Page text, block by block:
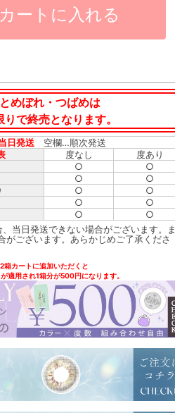
カートに入れる
めぼれ・つばめは
りで終売となります。
日発送 空欄…順次発送
度なし 度あり
○ ○
○ ○
○ ○
○ ○
○
○
当日発送できない場合がございます。ま
がございます。あらかじめご了承くださ
2箱カートに追加いただくと
適用され1箱分が500円になります。